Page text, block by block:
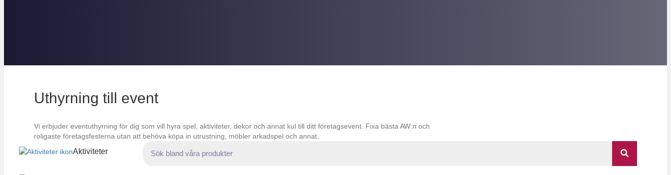
Uthyrning till event
Vi erbjuder eventuthyrning för dig som vill hyra spel, aktiviteter, dekor och annat kul till ditt företagsevent. Fixa bästa AW:n och
roligaste företagsfesterna utan att behöva köpa in utrustning, möbler arkadspel och annat.
Aktiviteter